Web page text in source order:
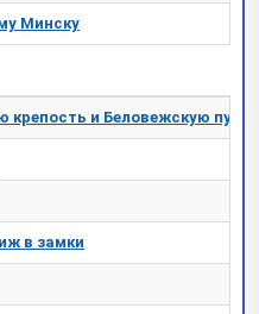
Минску
крепость и Беловежскую пущу
в замки